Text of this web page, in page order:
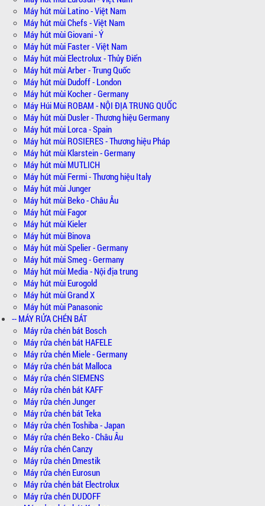
Máy hút mùi Latino - Việt Nam
Máy hút mùi Chefs - Việt Nam
Máy hút mùi Giovani - Ý
Máy hút mùi Faster - Việt Nam
Máy hút mùi Electrolux - Thủy Điển
Máy hút mùi Arber - Trung Quốc
Máy hút mùi Dudoff - London
Máy hút mùi Kocher - Germany
Máy Húi Mùi ROBAM - NỘI ĐỊA TRUNG QUỐC
Máy hút mùi Dusler - Thương hiệu Germany
Máy hút mùi Lorca - Spain
Máy hút mùi ROSIERES - Thương hiệu Pháp
Máy hút mùi Klarstein - Germany
Máy hút mùi MUTLICH
Máy hút mùi Fermi - Thương hiệu Italy
Máy hút mùi Junger
Máy hút mùi Beko - Châu Âu
Máy hút mùi Fagor
Máy hút mùi Kieler
Máy hút mùi Binova
Máy hút mùi Spelier - Germany
Máy hút mùi Smeg - Germany
Máy hút mùi Media - Nội địa trung
Máy hút mùi Eurogold
Máy hút mùi Grand X
Máy hút mùi Panasonic
-- MÁY RỬA CHÉN BÁT
Máy rửa chén bát Bosch
Máy rửa chén bát HAFELE
Máy rửa chén Miele - Germany
Máy rửa chén bát Malloca
Máy rửa chén SIEMENS
Máy rửa chén bát KAFF
Máy rửa chén Junger
Máy rửa chén bát Teka
Máy rửa chén Toshiba - Japan
Máy rửa chén Beko - Châu Âu
Máy rửa chén Canzy
Máy rửa chén Dmestik
Máy rửa chén Eurosun
Máy rửa chén bát Electrolux
Máy rửa chén DUDOFF